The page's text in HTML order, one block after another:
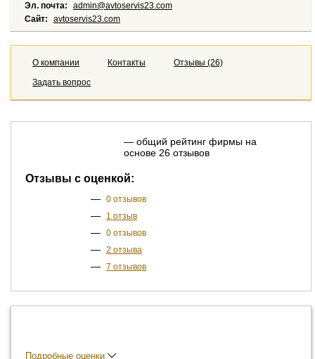
Эл. почта:
admin@avtoservis23.com
Сайт:
avtoservis23.com
О компании Контакты
Отзывы (26)
Задать вопрос
— общий рейтинг фирмы на
основе 26 отзывов
Отзывы с оценкой:
— 0 отзывов
— 1 отзыв
— 0 отзывов
— 2 отзыва
— 7 отзывов
Подробные оценки